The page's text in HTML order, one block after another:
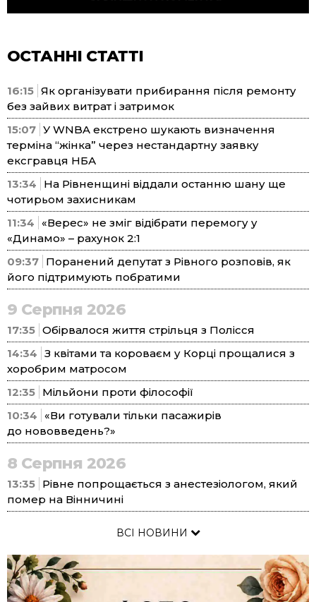
ОСТАННІ СТАТТІ
16:15 Як організувати прибирання після ремонту
без зайвих витрат і затримок
15:07 У WNBA екстрено шукають визначення
терміна “жінка” через нестандартну заявку
ексгравця НБА
13:34
На Рівненщині віддали останню шану ще
чотирьом захисникам
11:34
«Верес» не зміг відібрати перемогу у
«Динамо» – рахунок 2:1
09:37 Поранений депутат з Рівного розповів, як
його підтримують побратими
9 Серпня 2026
17:35 Обірвалося життя стрільця з Полісся
14:34 З квітами та короваєм у Корці прощалися з
хоробрим матросом
12:35 Мільйони проти філософії
10:34
«Ви готували тільки пасажирів
до нововведень?»
8 Серпня 2026
13:35 Рівне попрощається з анестезіологом, який
помер на Вінничині
ВСІ НОВИНИ